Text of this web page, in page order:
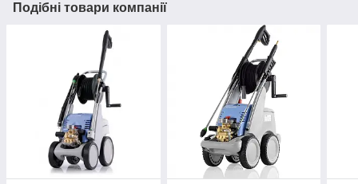
Подібні товари компанії